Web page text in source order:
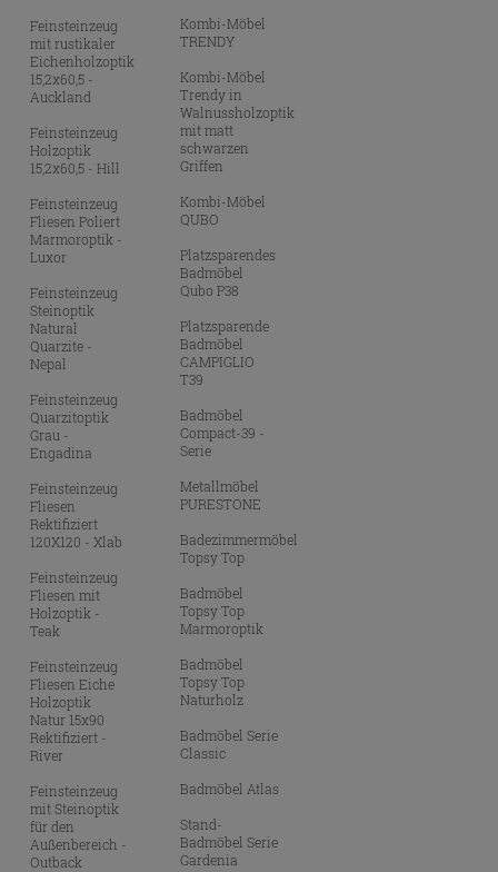
Feinsteinzeug
mit rustikaler
Eichenholzoptik
15,2x60,5 -
Auckland
Feinsteinzeug
Holzoptik
15,2x60,5 - Hill
Feinsteinzeug
Fliesen Poliert
Marmoroptik -
Luxor
Feinsteinzeug
Steinoptik
Natural
Quarzite -
Nepal
Feinsteinzeug
Quarzitoptik
Grau -
Engadina
Feinsteinzeug
Fliesen
Rektifiziert
120X120 - Xlab
Feinsteinzeug
Fliesen mit
Holzoptik -
Teak
Feinsteinzeug
Fliesen Eiche
Holzoptik
Natur 15x90
Rektifiziert -
River
Feinsteinzeug
mit Steinoptik
für den
Außenbereich -
Outback
Kombi-Möbel
TRENDY
Kombi-Möbel
Trendy in
Walnussholzoptik
mit matt
schwarzen
Griffen
Kombi-Möbel
QUBO
Platzsparendes
Badmöbel
Qubo P38
Platzsparende
Badmöbel
CAMPIGLIO
T39
Badmöbel
Compact-39 -
Serie
Metallmöbel
PURESTONE
Badezimmermöbel
Topsy Top
Badmöbel
Topsy Top
Marmoroptik
Badmöbel
Topsy Top
Naturholz
Badmöbel Serie
Classic
Badmöbel Atlas
Stand-
Badmöbel Serie
Gardenia